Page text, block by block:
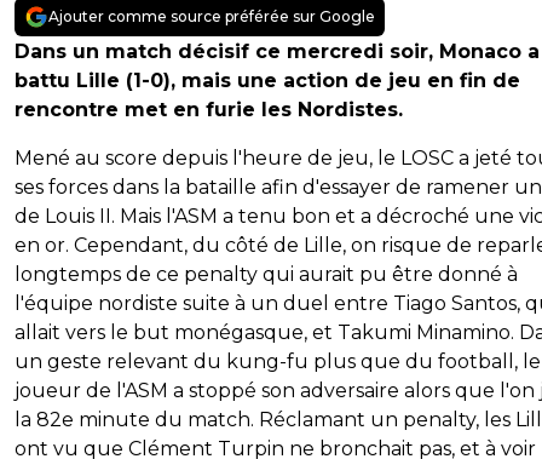
Ajouter comme source préférée sur Google
Dans un match décisif ce mercredi soir, Monaco a
battu Lille (1-0), mais une action de jeu en fin de
rencontre met en furie les Nordistes.
Mené au score depuis l'heure de jeu, le LOSC a jeté
ses forces dans la bataille afin d'essayer de ramener
de Louis II. Mais l'ASM a tenu bon et a décroché une
en or. Cependant, du côté de Lille, on risque de
longtemps de ce penalty qui aurait pu être donné à
l'équipe nordiste suite à un duel entre Tiago Santos,
allait vers le but monégasque, et Takumi Minamino.
un geste relevant du kung-fu plus que du football, le
joueur de l'ASM a stoppé son adversaire alors que l'on
la 82e minute du match. Réclamant un penalty, les
ont vu que Clément Turpin ne bronchait pas, et à voir